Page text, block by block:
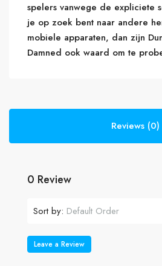
spelers vanwege de expliciete
je op zoek bent naar andere
mobiele apparaten, dan zijn
Damned ook waard om te
Reviews (0)
0 Review
Sort by: Default Order
Leave a Review